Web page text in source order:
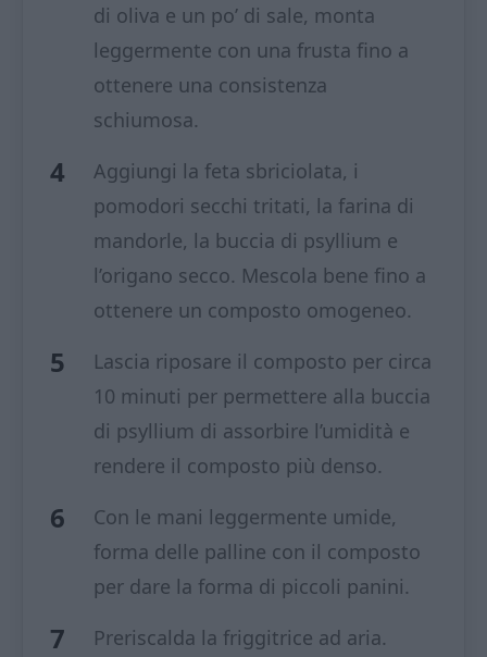
di oliva e un po’ di sale, monta
leggermente con una frusta fino a
ottenere una consistenza
schiumosa.
Aggiungi la feta sbriciolata, i
pomodori secchi tritati, la farina di
mandorle, la buccia di psyllium e
l’origano secco. Mescola bene fino a
ottenere un composto omogeneo.
Lascia riposare il composto per circa
10 minuti per permettere alla buccia
di psyllium di assorbire l’umidità e
rendere il composto più denso.
Con le mani leggermente umide,
forma delle palline con il composto
per dare la forma di piccoli panini.
Preriscalda la friggitrice ad aria.